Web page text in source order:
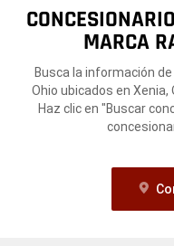
MARCA
Busca la información
Ohio ubicados en Xenia,
Haz clic en "Buscar